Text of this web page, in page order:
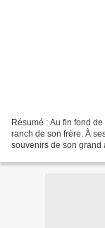
Résumé : Au fin fond
ranch de son frère. À
souvenirs de son grand